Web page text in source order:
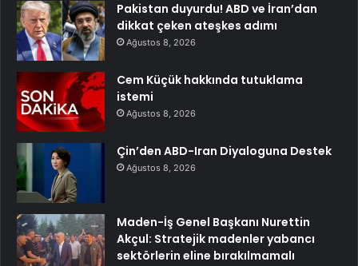
Pakistan duyurdu! ABD ve İran’dan
dikkat çeken ateşkes adımı
Ağustos 8, 2026
Cem Küçük hakkında tutuklama
istemi
Ağustos 8, 2026
Çin’den ABD-Iran Diyaloguna Destek
Ağustos 8, 2026
Maden-İş Genel Başkanı Nurettin
Akçul: Stratejik madenler yabancı
sektörlerin eline bırakılmamalı